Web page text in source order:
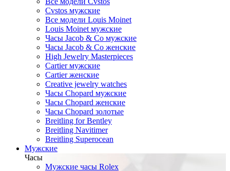
Cvstos мужские
Все модели Louis Moinet
Louis Moinet мужские
Часы Jacob & Co мужские
Часы Jacob & Co женские
High Jewelry Masterpieces
Cartier мужские
Cartier женские
Creative jewelry watches
Часы Chopard мужские
Часы Сhopard женские
Часы Сhopard золотые
Breitling for Bentley
Breitling Navitimer
Breitling Superocean
Мужские
Часы
Мужские часы Rolex